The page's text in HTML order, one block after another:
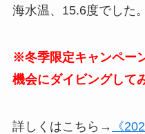
海水温、15.6度でした。
※冬季限定キャンペー
機会にダイビングして
詳しくはこちら→
《